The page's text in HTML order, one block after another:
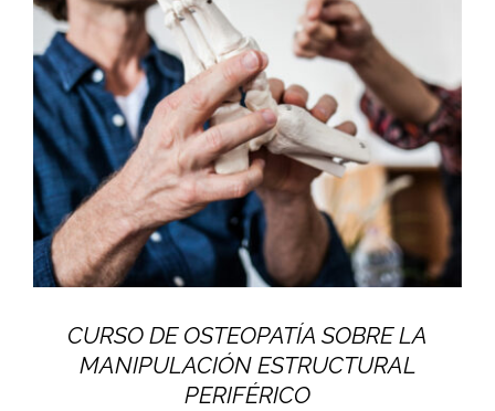
CURSO DE OSTEOPATÍA SOBRE LA
MANIPULACIÓN ESTRUCTURAL
PERIFÉRICO